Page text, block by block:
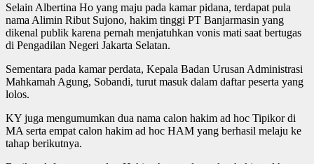
Selain Albertina Ho yang maju pada kamar pidana, terdapat pula
nama Alimin Ribut Sujono, hakim tinggi PT Banjarmasin yang
dikenal publik karena pernah menjatuhkan vonis mati saat bertugas
di Pengadilan Negeri Jakarta Selatan.
Sementara pada kamar perdata, Kepala Badan Urusan Administrasi
Mahkamah Agung, Sobandi, turut masuk dalam daftar peserta yang
lolos.
KY juga mengumumkan dua nama calon hakim ad hoc Tipikor di
MA serta empat calon hakim ad hoc HAM yang berhasil melaju ke
tahap berikutnya.